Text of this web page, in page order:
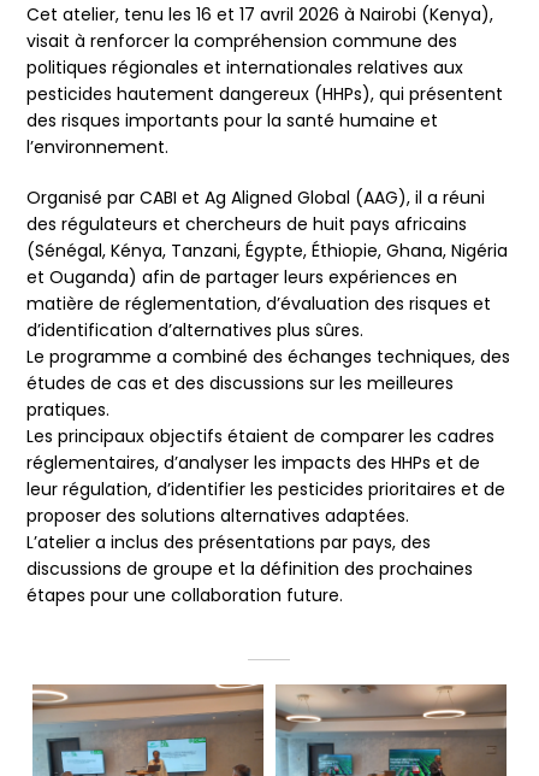
Cet atelier, tenu les 16 et 17 avril 2026 à Nairobi (Kenya),
visait à renforcer la compréhension commune des
politiques régionales et internationales relatives aux
pesticides hautement dangereux (HHPs), qui présentent
des risques importants pour la santé humaine et
l’environnement.
Organisé par CABI et Ag Aligned Global (AAG), il a réuni
des régulateurs et chercheurs de huit pays africains
(Sénégal, Kénya, Tanzani, Égypte, Éthiopie, Ghana, Nigéria
et Ouganda) afin de partager leurs expériences en
matière de réglementation, d’évaluation des risques et
d’identification d’alternatives plus sûres.
Le programme a combiné des échanges techniques, des
études de cas et des discussions sur les meilleures
pratiques.
Les principaux objectifs étaient de comparer les cadres
réglementaires, d’analyser les impacts des HHPs et de
leur régulation, d’identifier les pesticides prioritaires et de
proposer des solutions alternatives adaptées.
L’atelier a inclus des présentations par pays, des
discussions de groupe et la définition des prochaines
étapes pour une collaboration future.